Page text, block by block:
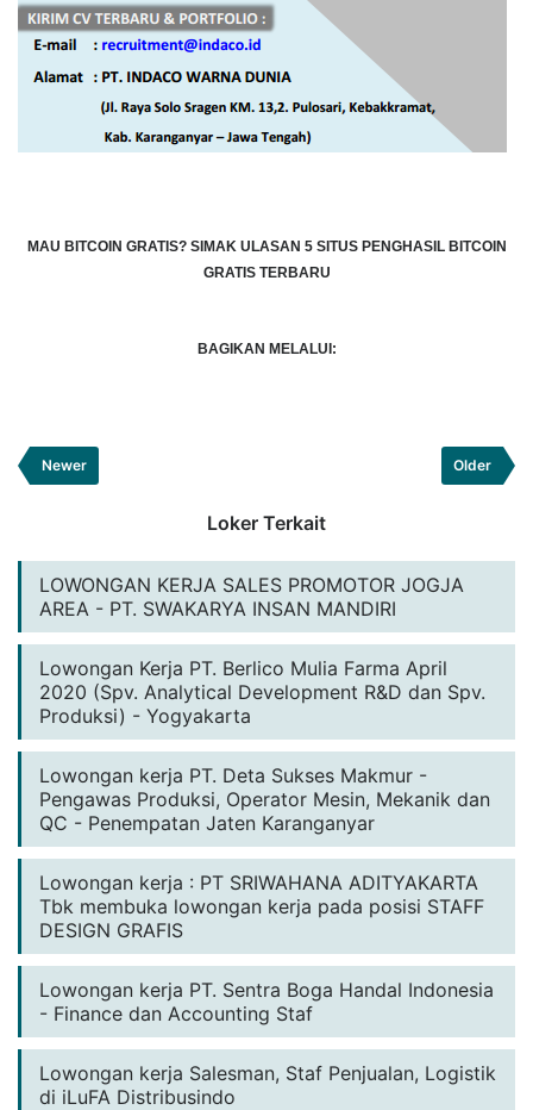
MAU BITCOIN GRATIS? SIMAK ULASAN 5 SITUS PENGHASIL BITCOIN
GRATIS TERBARU
BAGIKAN MELALUI:
Newer Older
Loker Terkait
LOWONGAN KERJA SALES PROMOTOR JOGJA
AREA - PT. SWAKARYA INSAN MANDIRI
Lowongan Kerja PT. Berlico Mulia Farma April
2020 (Spv. Analytical Development R&D dan Spv.
Produksi) - Yogyakarta
Lowongan kerja PT. Deta Sukses Makmur -
Pengawas Produksi, Operator Mesin, Mekanik dan
QC - Penempatan Jaten Karanganyar
Lowongan kerja : PT SRIWAHANA ADITYAKARTA
Tbk membuka lowongan kerja pada posisi STAFF
DESIGN GRAFIS
Lowongan kerja PT. Sentra Boga Handal Indonesia
- Finance dan Accounting Staf
Lowongan kerja Salesman, Staf Penjualan, Logistik
di iLuFA Distribusindo